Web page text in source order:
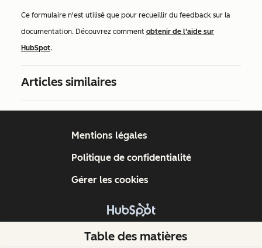
Ce formulaire n'est utilisé que pour recueillir du feedback sur la
documentation. Découvrez comment obtenir de l'aide sur
HubSpot.
Articles similaires
Table des matières
Copyright © 2026 HubSpot, Inc.
Mentions légales
Politique de confidentialité
Gérer les cookies